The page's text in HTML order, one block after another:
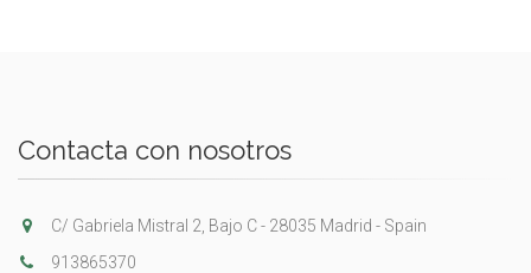
Contacta con nosotros
C/ Gabriela Mistral 2, Bajo C - 28035 Madrid - Spain
913865370